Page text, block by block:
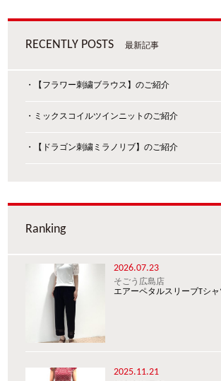
RECENTLY POSTS 最新記事
・【フラワー刺繍ブラウス】のご紹介
・ミックスコイルツインニットのご紹介
・【ドラゴン刺繍ミラノリブ】のご紹介
Ranking
2026.07.23
そごう広島店
エアーペタルスリーブTシ
2025.11.21